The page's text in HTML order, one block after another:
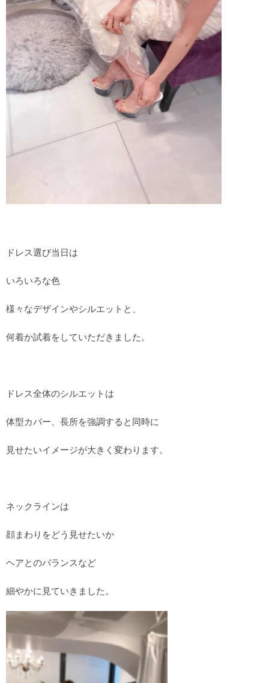
ドレス選び当日は
いろいろな色
様々なデザインやシルエットと、
何着か試着をしていただきました。
ドレス全体のシルエットは
体型カバー、長所を強調すると同時に
見せたいイメージが大きく変わります。
ネックラインは
顔まわりをどう見せたいか
ヘアとのバランスなど
細やかに見ていきました。